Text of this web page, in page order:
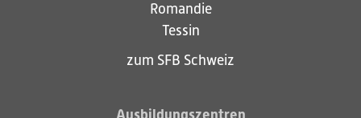
Romandie
Tessin
zum SFB Schweiz
Ausbildungszentren